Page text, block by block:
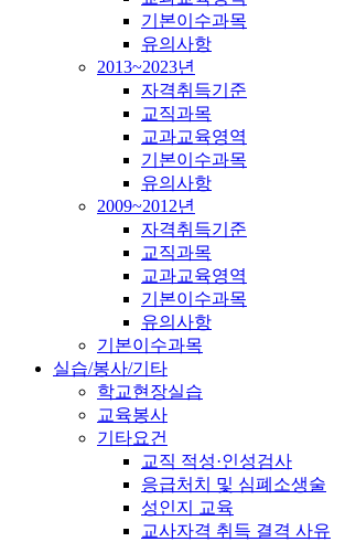
기본이수과목
유의사항
2013~2023년
자격취득기준
교직과목
교과교육영역
기본이수과목
유의사항
2009~2012년
자격취득기준
교직과목
교과교육영역
기본이수과목
유의사항
기본이수과목
실습/봉사/기타
학교현장실습
교육봉사
기타요건
교직 적성·인성검사
응급처치 및 심폐소생술
성인지 교육
교사자격 취득 결격 사유